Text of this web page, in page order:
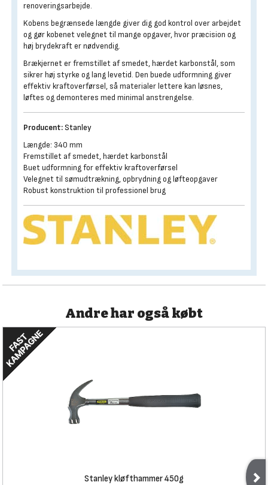
renoveringsarbejde.
Kobens begrænsede længde giver dig god kontrol over arbejdet
og gør kobenet velegnet til mange opgaver, hvor præcision og
høj brydekraft er nødvendig.
Brækjernet er fremstillet af smedet, hærdet karbonstål, som
sikrer høj styrke og lang levetid. Den buede udformning giver
effektiv kraftoverførsel, så materialer lettere kan løsnes,
løftes og demonteres med minimal anstrengelse.
Producent: Stanley
Længde: 340 mm
Fremstillet af smedet, hærdet karbonstål
Buet udformning for effektiv kraftoverførsel
Velegnet til sømudtrækning, opbrydning og løfteopgaver
Robust konstruktion til professionel brug
Andre har også købt
Stanley kløfthammer 450g